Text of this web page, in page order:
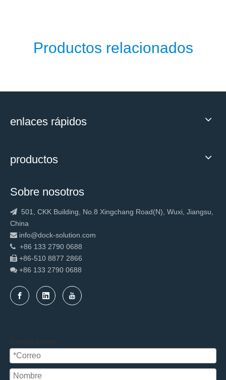
Productos relacionados
enlaces rápidos
productos
Sobre nosotros
 501, CKK Building, No.8 Xingchang Road(N), Wuxi, Jiangsu,
China
 info@dock-solution.com
 +86 133 2790 0688
 +86-510 8877 2866
 +86 133 2790 0688